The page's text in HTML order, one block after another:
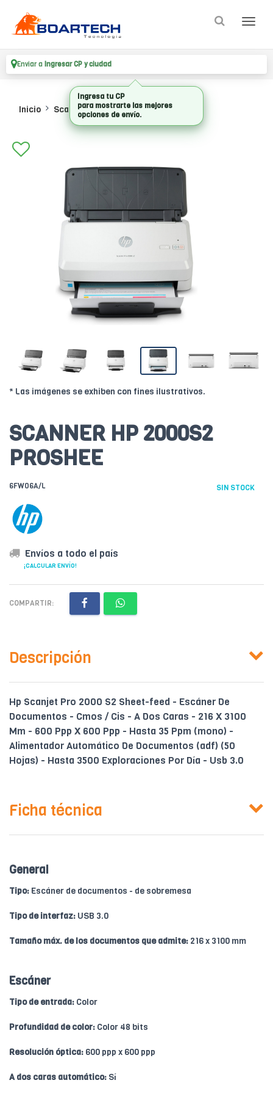
Enviar a Ingresar CP y ciudad
Inicio Scanners_1 Scanners
* Las imágenes se exhiben con fines ilustrativos.
SCANNER HP 2000S2
PROSHEE
6FW06A/L SIN STOCK
Envíos a todo el país
¡CALCULAR ENVÍO!
COMPARTIR:
Descripción
Hp Scanjet Pro 2000 S2 Sheet-feed - Escáner De
Documentos - Cmos / Cis - A Dos Caras - 216 X 3100
Mm - 600 Ppp X 600 Ppp - Hasta 35 Ppm (mono) -
Alimentador Automático De Documentos (adf) (50
Hojas) - Hasta 3500 Exploraciones Por Día - Usb 3.0
Ficha técnica
General
Tipo: Escáner de documentos - de sobremesa
Tipo de interfaz: USB 3.0
Tamaño máx. de los documentos que admite: 216 x 3100 mm
Escáner
Tipo de entrada: Color
Profundidad de color: Color 48 bits
Resolución óptica: 600 ppp x 600 ppp
A dos caras automático: Sí
Ingresa tu CP
para mostrarte las mejores
opciones de envío.